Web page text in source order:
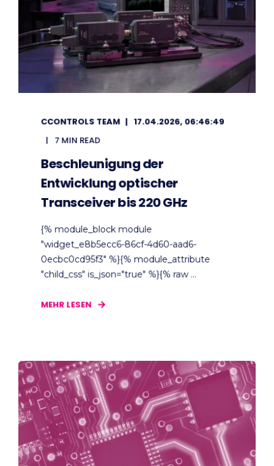
CCONTROLS TEAM
17.04.2026, 06:46:49
7 MIN READ
Beschleunigung der
Entwicklung optischer
Transceiver bis 220 GHz
{% module_block module
"widget_e8b5ecc6-86cf-4d60-aad6-
0ecbc0cd95f3" %}{% module_attribute
"child_css" is_json="true" %}{% raw ...
MEHR LESEN